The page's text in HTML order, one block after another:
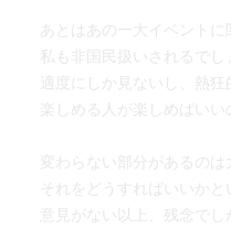
あとはあの一大イベントに
私も非国民扱いされるでし
適度にしか見ないし、熱狂
楽しめる人が楽しめばいい
変わらない部分があるのは
それをどうすればいいかと
意見がない以上、残念でし